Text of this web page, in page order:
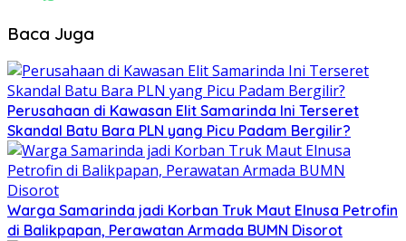
Baca Juga
Perusahaan di Kawasan Elit Samarinda Ini Terseret
Skandal Batu Bara PLN yang Picu Padam Bergilir?
Warga Samarinda jadi Korban Truk Maut Elnusa Petrofin
di Balikpapan, Perawatan Armada BUMN Disorot